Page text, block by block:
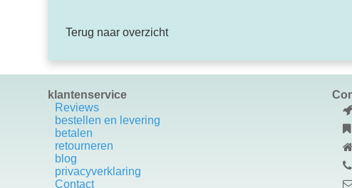
Terug naar overzicht
klantenservice
Reviews
bestellen en levering
betalen
retourneren
blog
privacyverklaring
Contact